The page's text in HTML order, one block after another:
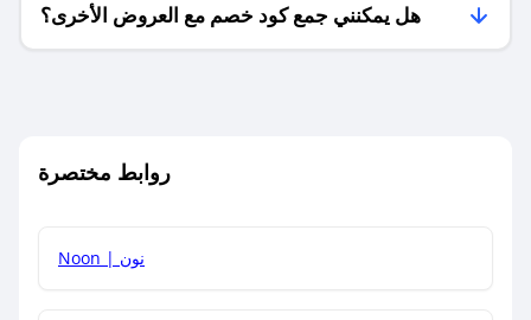
هل يمكنني جمع كود خصم مع العروض الأخرى؟
روابط مختصرة
Noon | نون